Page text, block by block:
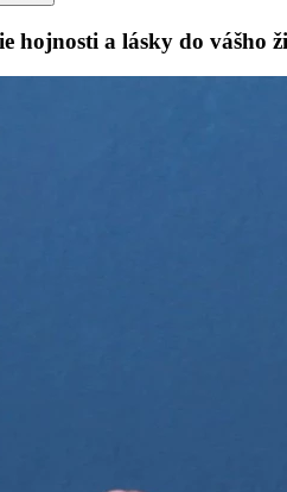
hojnosti a lásky do vášho